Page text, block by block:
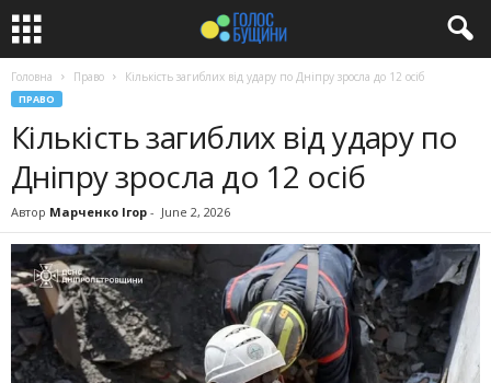
Головна Право Кількість загиблих від удару по Дніпру зросла до 12 осіб
ПРАВО
Кількість загиблих від удару по
Дніпру зросла до 12 осіб
Автор Марченко Ігор - June 2, 2026